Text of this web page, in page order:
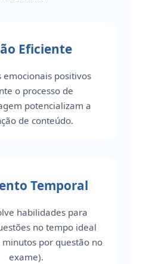
Eficiente
emocionais positivos
o processo de
potencializam a
de conteúdo.
Temporal
habilidades para
no tempo ideal
por questão no
exame).